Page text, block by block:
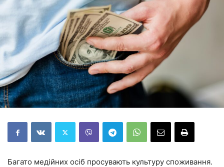
Багато медійних осіб просувають культуру споживання.